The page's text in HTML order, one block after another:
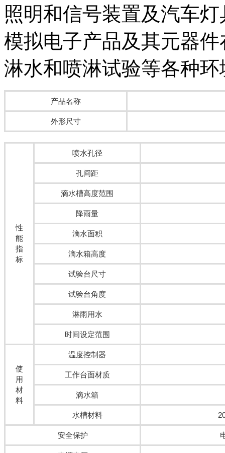
照明和信号装置及汽车
模拟电子产品及其元器
淋水和喷淋试验等各种环
产品名称
外形尺寸
性
能
指
标
喷水孔径
孔间距
滴水槽高度范围
降雨量
滴水面积
滴水箱高度
试验台尺寸
试验台角度
淋雨用水
时间设定范围
使
用
材
料
温度控制器
工作台面材质
滴水箱
水槽材料
安全保护